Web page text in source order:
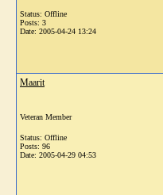
Status: Offline
Posts: 3
Date: 2005-04-24 13:24
Maarit
Veteran Member
Status: Offline
Posts: 96
Date: 2005-04-29 04:53